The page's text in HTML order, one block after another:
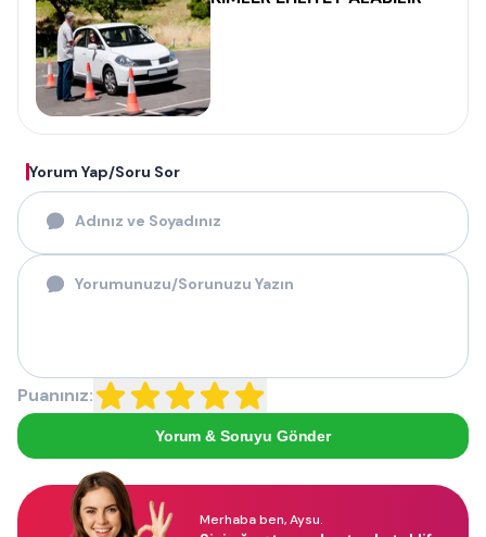
Yorum Yap/Soru Sor
Puanınız:
Yorum & Soruyu Gönder
Merhaba ben, Aysu.